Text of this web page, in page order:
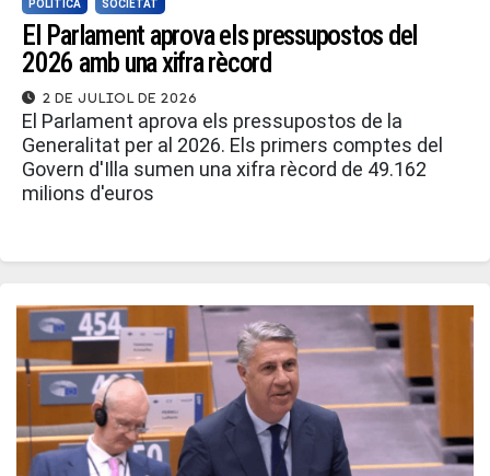
POLÍTICA SOCIETAT
El Parlament aprova els pressupostos del
2026 amb una xifra rècord
2 de juliol de 2026
El Parlament aprova els pressupostos de la
Generalitat per al 2026. Els primers comptes del
Govern d'Illa sumen una xifra rècord de 49.162
milions d'euros